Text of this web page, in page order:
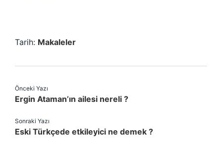
Tarih: Makaleler
Önceki Yazı
Ergin Ataman’ın ailesi nereli ?
Sonraki Yazı
Eski Türkçede etkileyici ne demek ?